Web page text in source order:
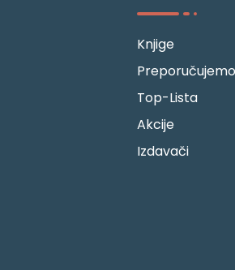
Knjige
Preporučujemo
Top-Lista
Akcije
Izdavači